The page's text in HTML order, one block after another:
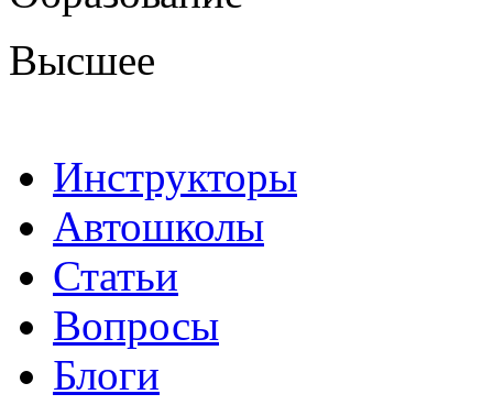
Высшее
Инструкторы
Автошколы
Статьи
Вопросы
Блоги